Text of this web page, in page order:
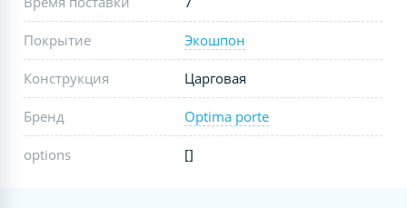
Покрытие Экошпон
Конструкция Царговая
Бренд Optima porte
options []